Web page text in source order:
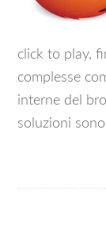
click to play,
complesse
interne del
soluzioni